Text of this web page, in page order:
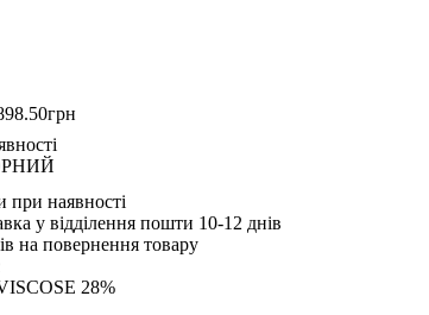
.50грн
при наявності
у відділення пошти 10-12 днів
на повернення товару
28%